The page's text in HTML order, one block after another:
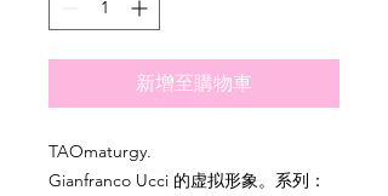
新增至購物車
TAOmaturgy.
Gianfranco Ucci 的虚拟形象。系列：